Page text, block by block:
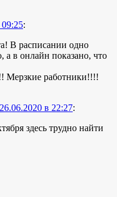
:
В расписании одно
а в онлайн показано, что
Мерзкие работники!!!!
26.06.2020 в 22:27:
здесь трудно найти